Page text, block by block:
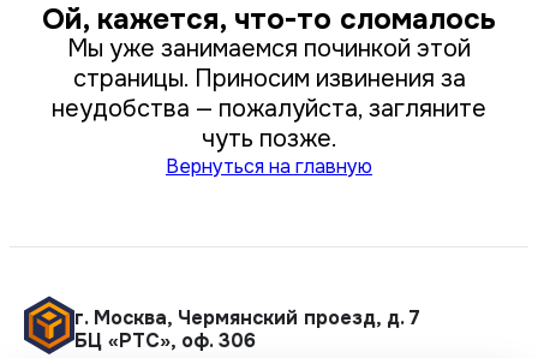
Ой, кажется, что-то сломалось
Мы уже занимаемся починкой этой
страницы. Приносим извинения за
неудобства — пожалуйста, загляните
чуть позже.
Вернуться на главную
г. Москва, Чермянский проезд, д. 7
БЦ «РТС», оф. 306